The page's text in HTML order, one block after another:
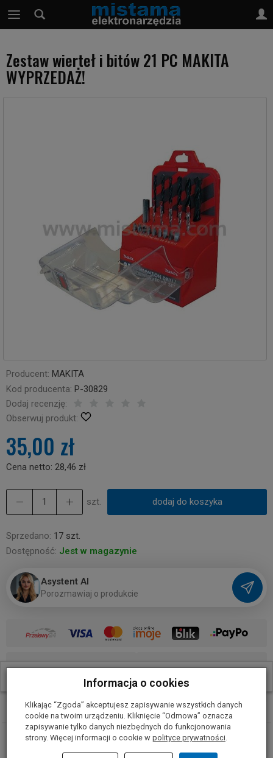
Zestaw wierteł i bitów 21 PC MAKITA
WYPRZEDAŻ!
Producent: MAKITA
Kod producenta: P-30829
Dodaj recenzję:
Obserwuj produkt:
35,00 zł
Cena netto: 28,46 zł
szt. dodaj do koszyka
Sprzedano: 17 szt.
Dostępność: Jest w magazynie
Asystent AI
Porozmawiaj o produkcie
Sprawdź raty Weź leasing
MAKITA P-30829 Zestaw wierteł i bitów 21 sztuk. Wiertła HSS do metalu,
W ostatnich 30 dniach produktem interesują się
Informacja o cookies
Klikając “Zgoda” akceptujesz zapisywanie wszystkich danych
cookie na twoim urządzeniu. Kliknięcie “Odmowa” oznacza
zapisywanie tylko danych niezbędnych do funkcjonowania
strony. Więcej informacji o cookie w polityce prywatności.